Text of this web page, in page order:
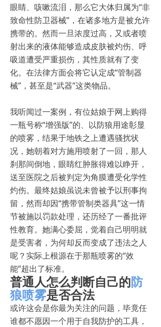
眼睛、咳嗽流泪，那么它大体归属为“非
致命性防卫器械”，在诸多地方是被允许
携带的。然而一旦浓度过高，又或者喷
射出来的液体能够造成皮肤被灼伤、呼
吸道遭受严重损伤，其性质就有了变
化。在法律方面会将它认定成“管制器
械”，甚至是“武器”这类物品。
我听闻过一案例，有位姑娘于网上购得
一瓶号称“增强版”的、以防狼用途彰显
的喷雾，结果于地铁之上遭遇骚扰状
况，她朝着对方施用喷射了一回，那人
刹那间倒地，眼睛红肿胀得难以睁开，
送至医院之后被判定为角膜遭受化学性
灼伤。最终姑娘虽说未曾被予以刑事拘
留，然而却因“携带管制类器具”这一情
节被施以罚款处理，还历经了一番批评
性教育。她满心委屈，觉着自己明明就
是受害者，为何却反而变成了违法之人
呢？实际上根源在于那瓶喷雾的“效
能”超出了标准。
普通人怎么判断自己的防
狼喷雾是否合法
或许这会是你最为关注的问题，毕竟任
谁都不愿因一个用于自我防护的工具，